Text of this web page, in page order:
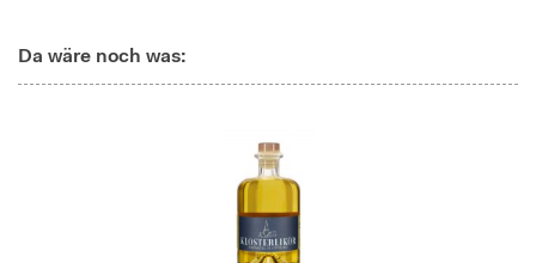
Da wäre noch was: